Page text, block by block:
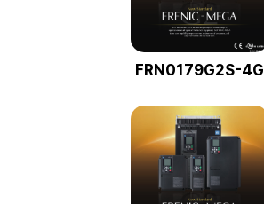
FRN0179G2S-4G